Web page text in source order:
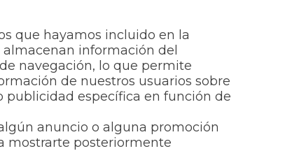
que hayamos incluido en la
información del
navegación, lo que permite
de nuestros usuarios sobre
publicidad específica en función de
anuncio o alguna promoción
mostrarte posteriormente